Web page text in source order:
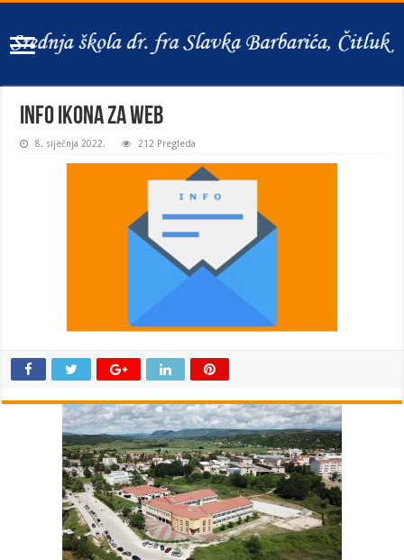
Info ikona za web
8. siječnja 2022. 212 Pregleda